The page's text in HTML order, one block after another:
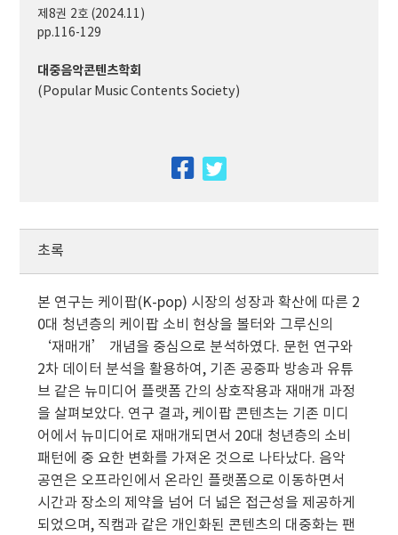
제8권 2호 (2024.11)
pp.116-129
대중음악콘텐츠학회
(Popular Music Contents Society)
facebook
초록
본 연구는 케이팝(K-pop) 시장의 성장과 확산에 따른 2
0대 청년층의 케이팝 소비 현상을 볼터와 그루신의
‘재매개’ 개념을 중심으로 분석하였다. 문헌 연구와
2차 데이터 분석을 활용하여, 기존 공중파 방송과 유튜
브 같은 뉴미디어 플랫폼 간의 상호작용과 재매개 과정
을 살펴보았다. 연구 결과, 케이팝 콘텐츠는 기존 미디
어에서 뉴미디어로 재매개되면서 20대 청년층의 소비
패턴에 중 요한 변화를 가져온 것으로 나타났다. 음악
공연은 오프라인에서 온라인 플랫폼으로 이동하면서
시간과 장소의 제약을 넘어 더 넓은 접근성을 제공하게
되었으며, 직캠과 같은 개인화된 콘텐츠의 대중화는 팬